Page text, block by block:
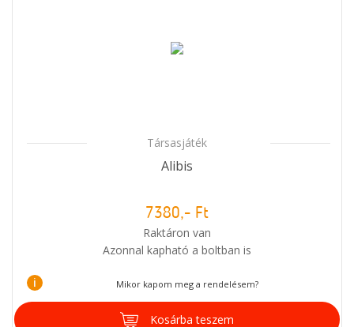
Társasjáték
Alibis
7380,- Ft
Raktáron van
Azonnal kapható a boltban is
i Mikor kapom meg a rendelésem?
Kosárba teszem